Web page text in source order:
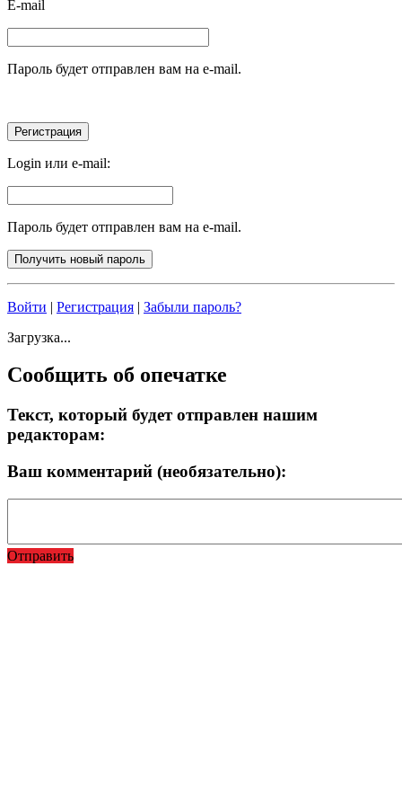
E-mail
Пароль будет отправлен вам на e-mail.
Login или e-mail:
Пароль будет отправлен вам на e-mail.
Войти | Регистрация | Забыли пароль?
Загрузка...
Сообщить об опечатке
Текст, который будет отправлен нашим
редакторам:
Ваш комментарий (необязательно):
Отправить